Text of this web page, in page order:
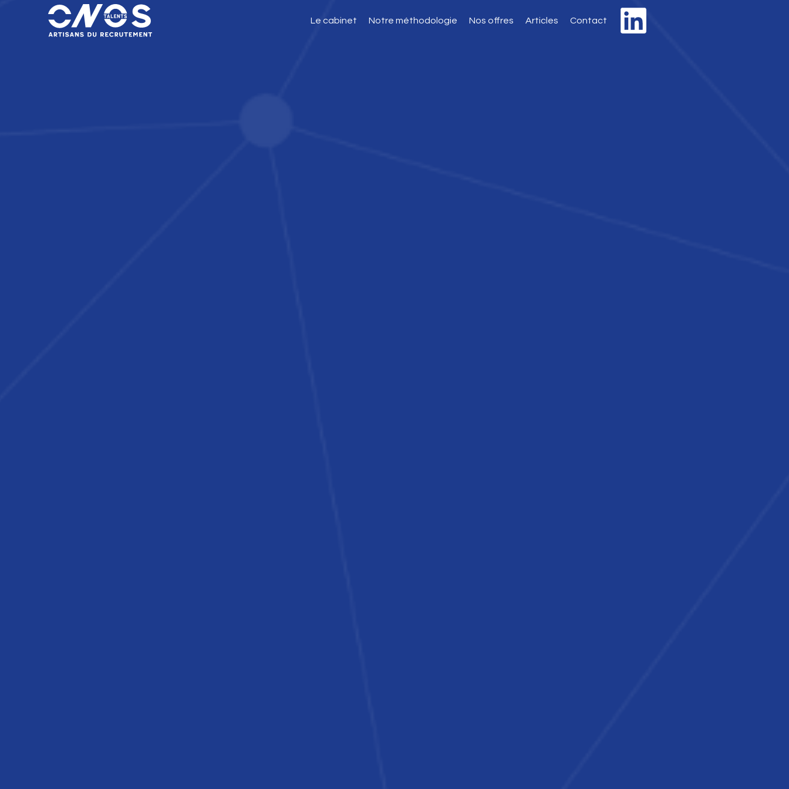
Le cabinet Notre méthodologie Nos offres Articles Contact